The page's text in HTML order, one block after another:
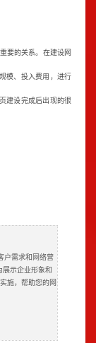
要的关系。在建设网
模、投入费用，进行
建设完成后出现的很
户需求和网络营
展示企业形象和
施，帮助您的网